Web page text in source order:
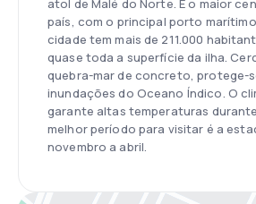
atol de Malé do Norte. É o maior
país, com o principal porto
cidade tem mais de 211.000
quase toda a superfície da ilha.
quebra-mar de concreto, protege-
inundações do Oceano Índico. O
garante altas temperaturas
melhor período para visitar é a
novembro a abril.